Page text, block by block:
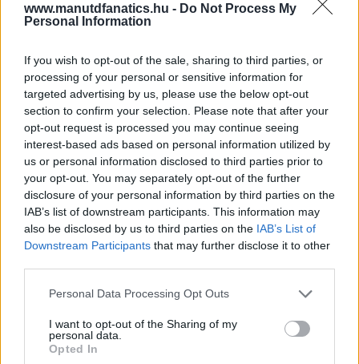
www.manutdfanatics.hu - Do Not Process My
Personal Information
If you wish to opt-out of the sale, sharing to third parties, or
processing of your personal or sensitive information for
targeted advertising by us, please use the below opt-out
section to confirm your selection. Please note that after your
opt-out request is processed you may continue seeing
interest-based ads based on personal information utilized by
us or personal information disclosed to third parties prior to
your opt-out. You may separately opt-out of the further
disclosure of your personal information by third parties on the
IAB’s list of downstream participants. This information may
also be disclosed by us to third parties on the IAB’s List of
Downstream Participants that may further disclose it to other
Please note that this website/app uses one or more Google
not limited to your visit or usage behaviour. You may click to
grant or deny consent to Google and its third-party tags to
use your data for below specified purposes in below Google
Personal Data Processing Opt Outs
I want to opt-out of the Sharing of my
personal data.
Opted In